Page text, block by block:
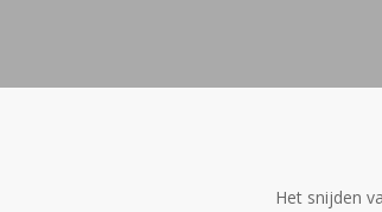
Het snijden